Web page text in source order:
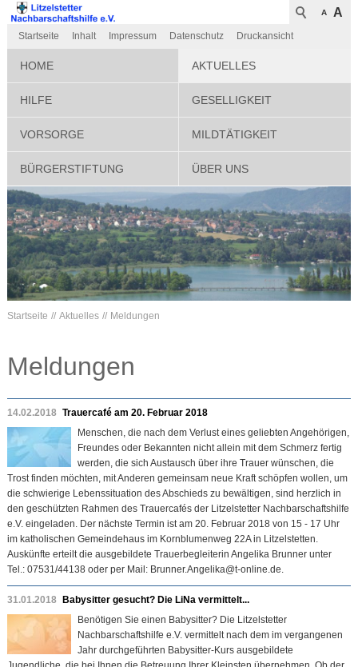
A A
Startseite Inhalt Impressum Datenschutz Druckansicht
HOME AKTUELLES
HILFE GESELLIGKEIT
VORSORGE MILDTÄTIGKEIT
BÜRGERSTIFTUNG ÜBER UNS
Startseite Aktuelles Meldungen
Meldungen
14.02.2018 Trauercafé am 20. Februar 2018
Menschen, die nach dem Verlust eines geliebten Angehörigen,
Freundes oder Bekannten nicht allein mit dem Schmerz fertig
werden, die sich Austausch über ihre Trauer wünschen, die
Trost finden möchten, mit Anderen gemeinsam neue Kraft schöpfen wollen, um
die schwierige Lebenssituation des Abschieds zu bewältigen, sind herzlich in
den geschützten Rahmen des Trauercafés der Litzelstetter Nachbarschaftshilfe
e.V. eingeladen. Der nächste Termin ist am 20. Februar 2018 von 15 - 17 Uhr
im katholischen Gemeindehaus im Kornblumenweg 22A in Litzelstetten.
Auskünfte erteilt die ausgebildete Trauerbegleiterin Angelika Brunner unter
Tel.: 07531/44138 oder per Mail: Brunner.Angelika@t-online.de.
31.01.2018
Babysitter gesucht? Die LiNa vermittelt...
Benötigen Sie einen Babysitter? Die Litzelstetter
Nachbarschaftshilfe e.V. vermittelt nach dem im vergangenen
Jahr durchgeführten Babysitter-Kurs ausgebildete